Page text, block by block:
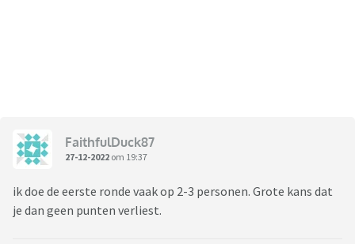
FaithfulDuck87
27-12-2022 om 19:37
ik doe de eerste ronde vaak op 2-3 personen. Grote kans dat
je dan geen punten verliest.